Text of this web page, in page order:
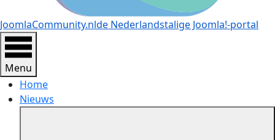
JoomlaCommunity.nlde Nederlandstalige Joomla!-portal
Menu
Home
Nieuws